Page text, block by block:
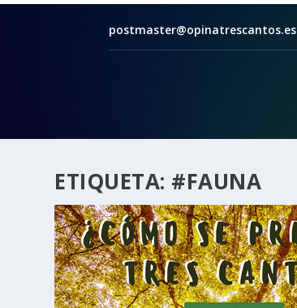
postmaster@opinatrescantos.es
ETIQUETA: #FAUNA